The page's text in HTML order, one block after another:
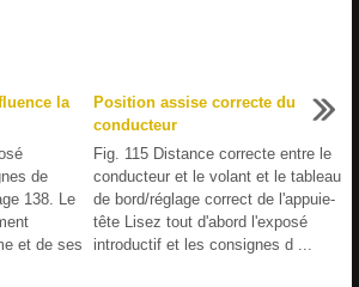
la
de
138. Le
et de ses
Position assise correcte du
conducteur
Fig. 115 Distance correcte entre le
conducteur et le volant et le tableau
de bord/réglage correct de l'appuie-
tête Lisez tout d'abord l'exposé
introductif et les consignes d ...